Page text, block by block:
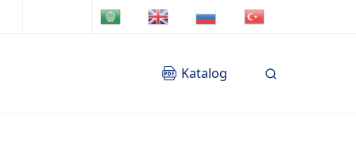
Katalog